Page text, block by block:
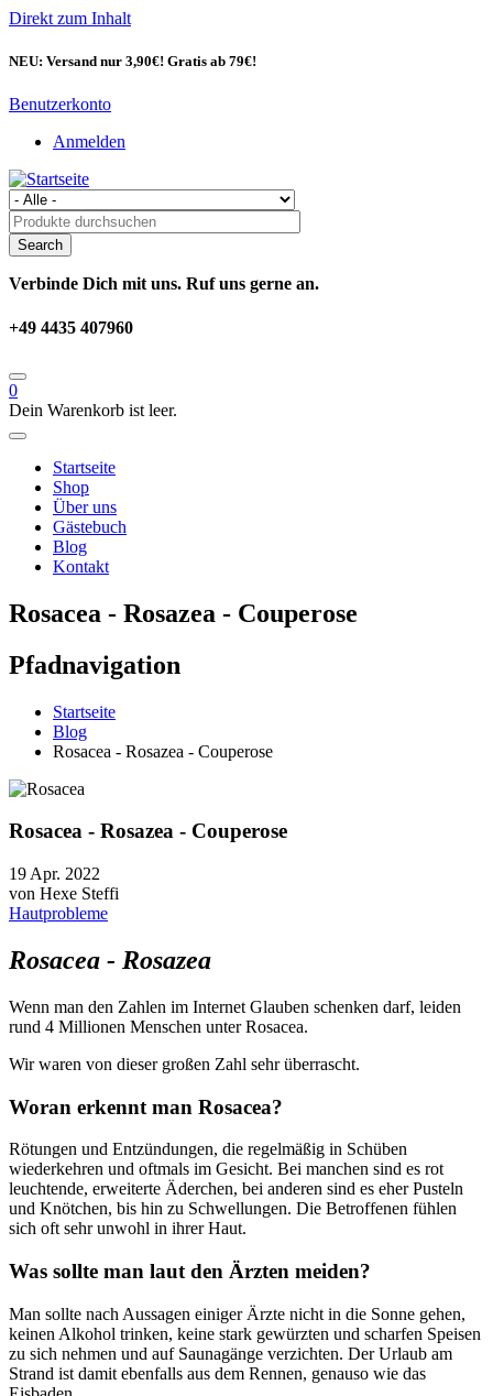
Direkt zum Inhalt
NEU: Versand nur 3,90€! Gratis ab 79€!
Benutzerkonto
Anmelden
Verbinde Dich mit uns. Ruf uns gerne an.
+49 4435 407960
0
Dein Warenkorb ist leer.
Startseite
Shop
Über uns
Gästebuch
Blog
Kontakt
Rosacea - Rosazea - Couperose
Pfadnavigation
Startseite
Blog
Rosacea - Rosazea - Couperose
Rosacea - Rosazea - Couperose
19 Apr. 2022
von Hexe Steffi
Hautprobleme
Rosacea - Rosazea
Wenn man den Zahlen im Internet Glauben schenken darf, leiden
rund 4 Millionen Menschen unter Rosacea.
Wir waren von dieser großen Zahl sehr überrascht.
Woran erkennt man Rosacea?
Rötungen und Entzündungen, die regelmäßig in Schüben
wiederkehren und oftmals im Gesicht. Bei manchen sind es rot
leuchtende, erweiterte Äderchen, bei anderen sind es eher Pusteln
und Knötchen, bis hin zu Schwellungen. Die Betroffenen fühlen
sich oft sehr unwohl in ihrer Haut.
Was sollte man laut den Ärzten meiden?
Man sollte nach Aussagen einiger Ärzte nicht in die Sonne gehen,
keinen Alkohol trinken, keine stark gewürzten und scharfen Speisen
zu sich nehmen und auf Saunagänge verzichten. Der Urlaub am
Strand ist damit ebenfalls aus dem Rennen, genauso wie das